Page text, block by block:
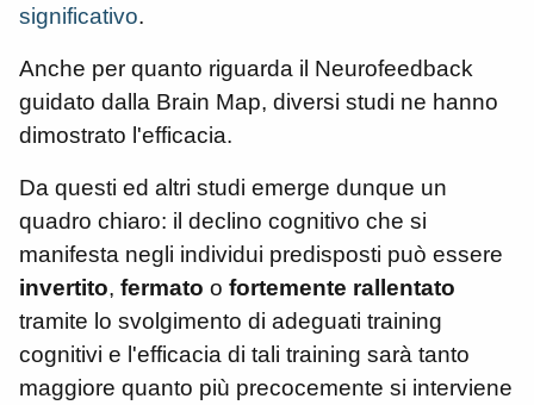
significativo.
Anche per quanto riguarda il Neurofeedback
guidato dalla Brain Map, diversi studi ne hanno
dimostrato l'efficacia.
Da questi ed altri studi emerge dunque un
quadro chiaro: il declino cognitivo che si
manifesta negli individui predisposti può essere
invertito, fermato o fortemente rallentato
tramite lo svolgimento di adeguati training
cognitivi e l'efficacia di tali training sarà tanto
maggiore quanto più precocemente si interviene